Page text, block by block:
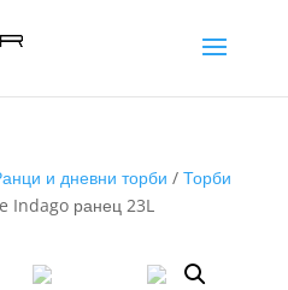
и дневни торби / Торби
Indago ранец 23L